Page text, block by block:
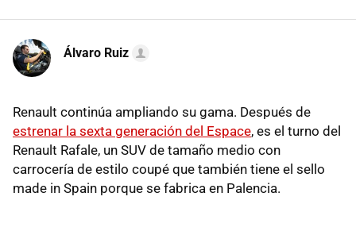
Álvaro Ruiz
Renault continúa ampliando su gama. Después de
estrenar la sexta generación del Espace, es el turno del
Renault Rafale, un SUV de tamaño medio con
carrocería de estilo coupé que también tiene el sello
made in Spain porque se fabrica en Palencia.